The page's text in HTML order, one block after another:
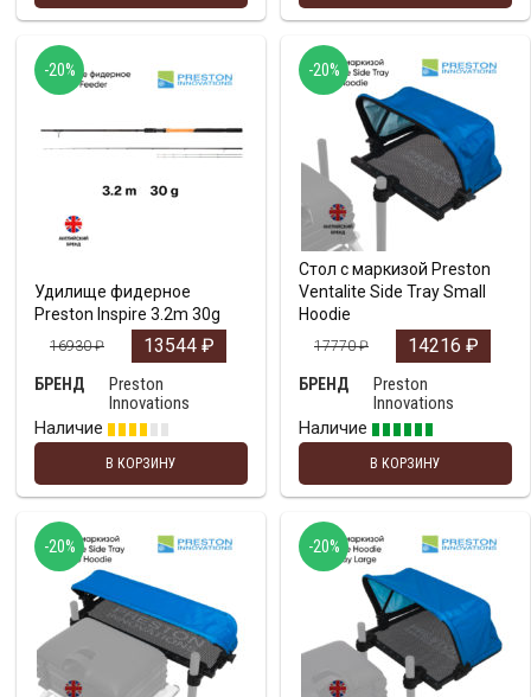
Удилище фидерное
Preston Inspire 3.2m 30g
16930₽ 13544 ₽
БРЕНД
Preston
Innovations
Наличие
В КОРЗИНУ
-20%
Стол с маркизой Preston
Ventalite Side Tray Small
Hoodie
17770₽ 14216 ₽
БРЕНД
Preston
Innovations
Наличие
В КОРЗИНУ
-20%
-20% -20%